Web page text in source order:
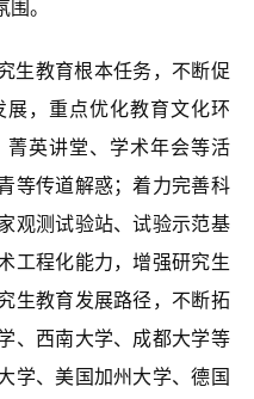
。
生教育根本任务，不断促
，重点优化教育文化环
英讲堂、学术年会等活
等传道解惑；着力完善科
观测试验站、试验示范基
工程化能力，增强研究生
生教育发展路径，不断拓
、西南大学、成都大学等
学、美国加州大学、德国